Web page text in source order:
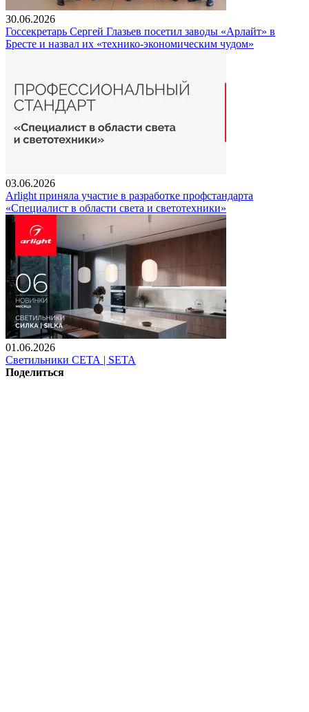
30.06.2026
Госсекретарь Сергей Глазьев посетил заводы «Арлайт» в
Бресте и назвал их «технико-экономическим чудом»
03.06.2026
Arlight приняла участие в разработке профстандарта
«Специалист в области света и светотехники»
01.06.2026
Светильники СЕТА | SETA
Поделиться